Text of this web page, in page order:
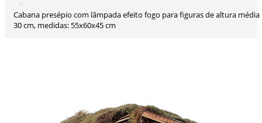
Cabana presépio com lâmpada efeito fogo para figuras de altura média
30 cm, medidas: 55x60x45 cm